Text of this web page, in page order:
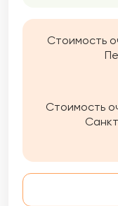
темп и свой
Стоимость
Стоимость